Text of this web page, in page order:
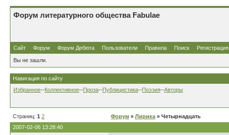
Форум литературного общества Fabulae
Сайт Форум Форум Дебюта Пользователи Правила Поиск Регистрация
Вы не зашли.
Навигация по сайту
Избранное--Коллективное--Проза--Публицистика--Поэзия--Авторы
Страниц: 1 2 Форум » Лирика » Четырнадцать
2007-02-06 13:28:40